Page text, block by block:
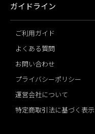
ガイドライン
ご利用ガイド
よくある質問
お問い合わせ
プライバシーポリシー
運営会社について
特定商取引法に基づく表示